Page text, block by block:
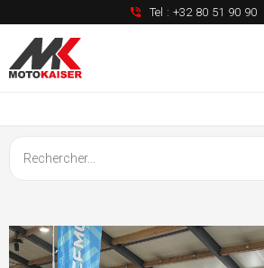
Tel : +32 80 51 90 90